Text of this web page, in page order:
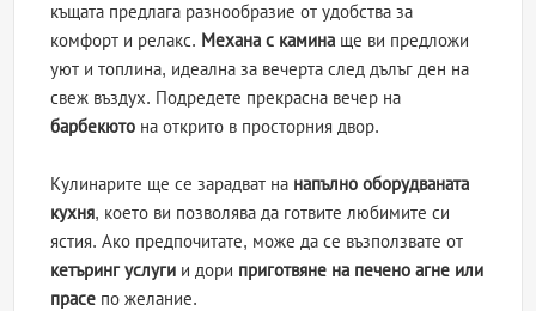
къщата предлага разнообразие от удобства за
комфорт и релакс. Механа с камина ще ви предложи
уют и топлина, идеална за вечерта след дълъг ден на
свеж въздух. Подредете прекрасна вечер на
барбекюто на открито в просторния двор.
Кулинарите ще се зарадват на напълно оборудваната
кухня, което ви позволява да готвите любимите си
ястия. Ако предпочитате, може да се възползвате от
кетъринг услуги и дори приготвяне на печено агне или
прасе по желание.